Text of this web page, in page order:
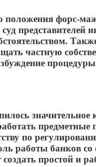
форс-
представителей
частную
по
работы банков
простой и